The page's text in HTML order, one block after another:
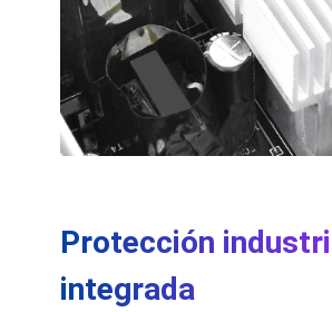
Protección
integrada